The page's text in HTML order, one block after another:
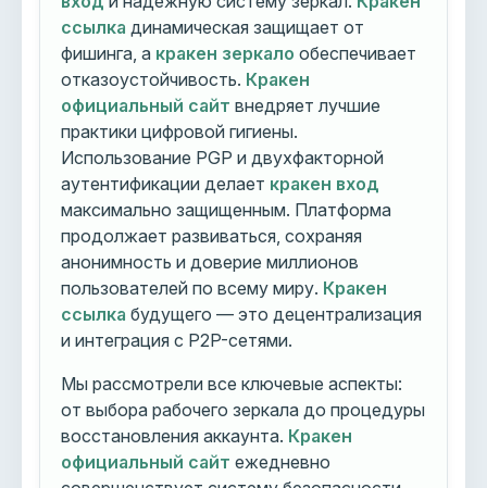
ссылка динамическая защищает от
фишинга, а кракен зеркало обеспечивает
отказоустойчивость. Кракен
официальный сайт внедряет лучшие
практики цифровой гигиены.
Использование PGP и двухфакторной
аутентификации делает кракен вход
максимально защищенным. Платформа
продолжает развиваться, сохраняя
анонимность и доверие миллионов
пользователей по всему миру. Кракен
ссылка будущего — это децентрализация
и интеграция с P2P-сетями.
Мы рассмотрели все ключевые аспекты:
от выбора рабочего зеркала до процедуры
восстановления аккаунта. Кракен
официальный сайт ежедневно